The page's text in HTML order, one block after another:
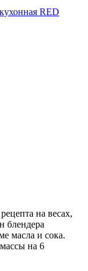
RED
на весах,
блендера
масла и сока.
на 6